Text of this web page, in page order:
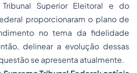
Superior Eleitoral e do
proporcionaram o plano de
no tema da fidelidade
delinear a evolução dessas
se apresenta atualmente.